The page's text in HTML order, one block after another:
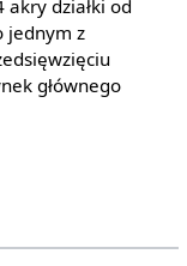
akry działki od
jednym z
głównego